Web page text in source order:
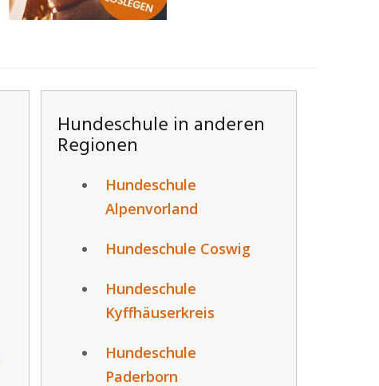
Hundeschule in anderen
Regionen
Hundeschule
Alpenvorland
Hundeschule Coswig
Hundeschule
Kyffhäuserkreis
Hundeschule
Paderborn